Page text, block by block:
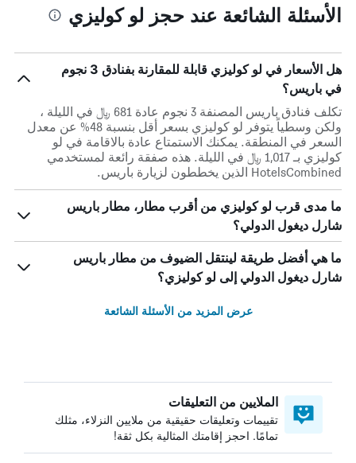
الأسئلة الشائعة عند حجز لو كوليزي
هل الأسعار في لو كوليزي قابلة للمقارنة بفنادق 3 نجوم
في باريس؟
تكلف فنادق باريس المصنفة 3 نجوم عادة 681 ﷼ في الليلة ،
ولكن وسطياً يتوفر لو كوليزي بسعر أقل بنسبة 48% عن معدل
السعر في المنطقة. يمكنك الاستمتاع عادة بالاقامة في لو
كوليزي بـ 1,017 ﷼ في الليلة. هذه صفقة رائعة لمستخدمي
HotelsCombined الذين يخططون لزيارة باريس.
ما مدى قرب لو كوليزي من أقرب مطار، مطار باريس
شارل ديغول الدولي؟
ما هي أفضل طريقة لينتقل الضيوف من مطار باريس
شارل ديغول الدولي إلى لو كوليزي؟
عرض المزيد من الأسئلة الشائعة
الملايين من التعليقات
تقييمات وتعليقات حقيقية من ملايين النزلاء، مثلك
تمامًا. احجز إقامتك المثالية بكل ثقة!